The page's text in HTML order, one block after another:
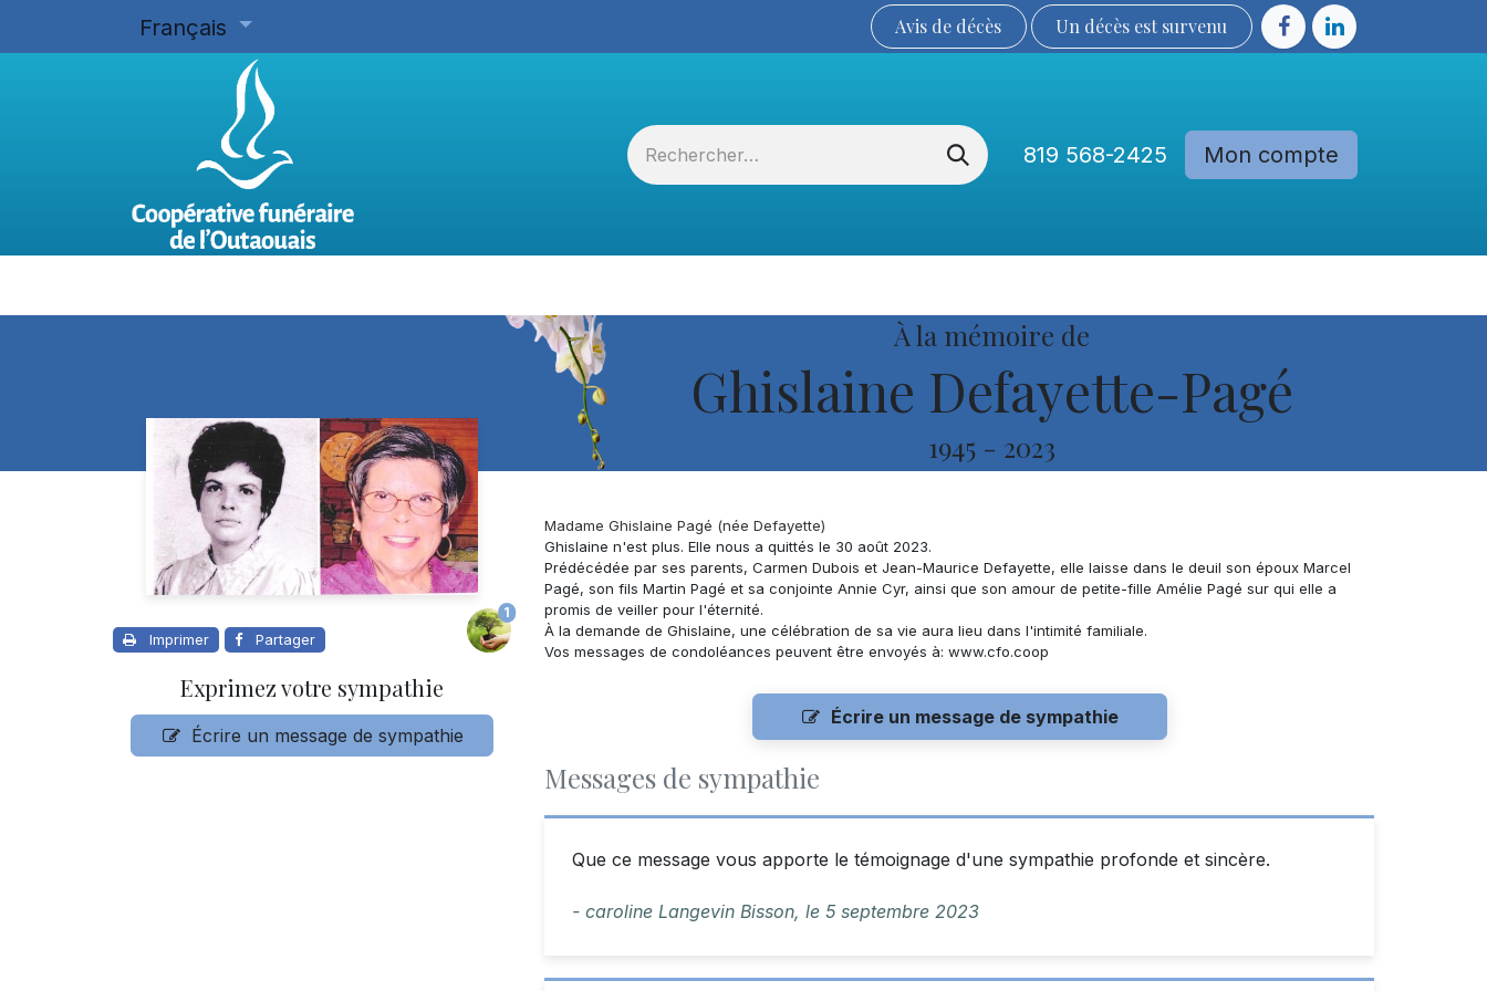
Français Avis de décès Un décès est sur​​​​​​​​ve​nu​​​​​​​​​​
819 568-2425 Mon compte
À la mémoire de
Ghislaine Defayette-Pagé
1945 - 2023
Imprimer Partager
1
Exprimez votre sympathie
Écrire un message de sympathie
Madame Ghislaine Pagé (née Defayette)
Ghislaine n'est plus. Elle nous a quittés le 30 août 2023.
Prédécédée par ses parents, Carmen Dubois et Jean-Maurice Defayette, elle laisse dans le deuil son époux Marcel
Pagé, son fils Martin Pagé et sa conjointe Annie Cyr, ainsi que son amour de petite-fille Amélie Pagé sur qui elle a
promis de veiller pour l'éternité.
À la demande de Ghislaine, une célébration de sa vie aura lieu dans l'intimité familiale.
Vos messages de condoléances peuvent être envoyés à: www.cfo.coop
Écrire un message de sympathie
Messages de sympathie
Que ce message vous apporte le témoignage d'une sympathie profonde et sincère.
- caroline Langevin Bisson, le 5 septembre 2023